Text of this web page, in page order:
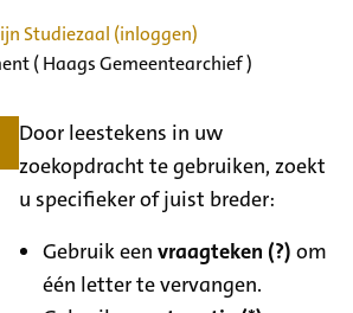
Studiezaal (inloggen)
( Haags Gemeentearchief )
Door leestekens in uw
zoekopdracht te gebruiken, zoekt
u specifieker of juist breder:
Gebruik eenvraagteken (?) om
één letter te vervangen.